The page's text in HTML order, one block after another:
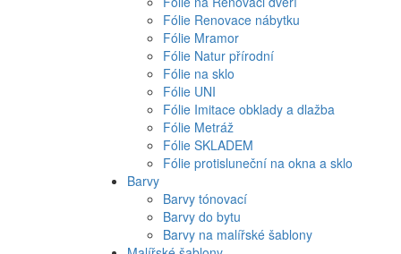
Fólie Renovace nábytku
Fólie Mramor
Fólie Natur přírodní
Fólie na sklo
Fólie UNI
Fólie Imitace obklady a dlažba
Fólie Metráž
Fólie SKLADEM
Fólie protisluneční na okna a sklo
Barvy
Barvy tónovací
Barvy do bytu
Barvy na malířské šablony